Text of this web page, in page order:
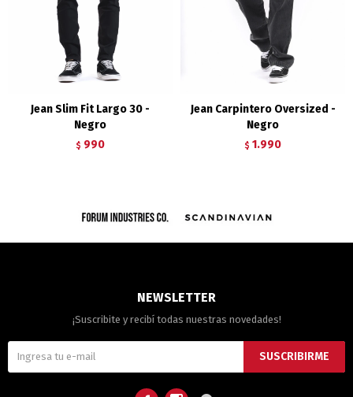
Jean Slim Fit Largo 30 -
Negro
$ 990
Jean Carpintero Oversized -
Negro
$ 1.990
NEWSLETTER
¡Suscribite y recibí todas nuestras novedades!
SUSCRIBIRME